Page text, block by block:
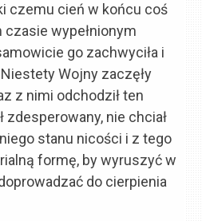
czemu cień w końcu coś
czasie wypełnionym
go zachwyciła i
Wojny zaczęły
z nimi odchodził ten
zdesperowany, nie chciał
stanu nicości i z tego
formę, by wyruszyć w
do cierpienia